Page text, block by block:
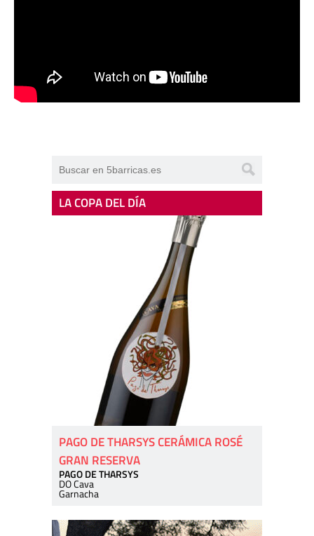
LA COPA DEL DÍA
PAGO DE THARSYS CERÁMICA ROSÉ
GRAN RESERVA
PAGO DE THARSYS
DO Cava
Garnacha